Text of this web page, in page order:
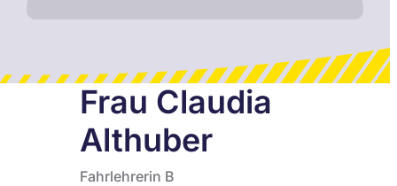
Frau Claudia
Althuber
Fahrlehrerin B